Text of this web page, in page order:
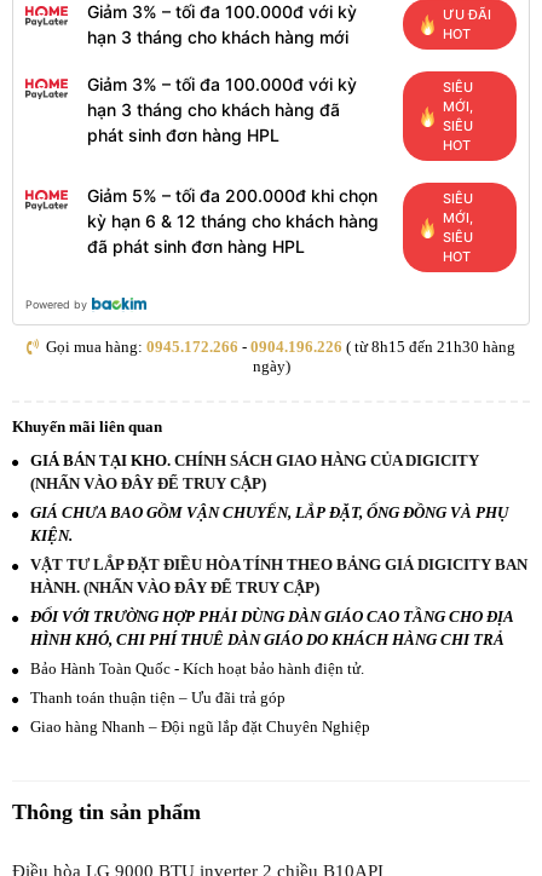
Giảm 3% – tối đa 100.000đ với kỳ
hạn 3 tháng cho khách hàng mới
ƯU ĐÃI
HOT
Giảm 3% – tối đa 100.000đ với kỳ
hạn 3 tháng cho khách hàng đã
phát sinh đơn hàng HPL
SIÊU
MỚI,
SIÊU
HOT
Giảm 5% – tối đa 200.000đ khi chọn
kỳ hạn 6 & 12 tháng cho khách hàng
đã phát sinh đơn hàng HPL
SIÊU
MỚI,
SIÊU
HOT
Powered by
Gọi mua hàng: 0945.172.266 - 0904.196.226 ( từ 8h15 đến 21h30 hàng
ngày)
Khuyến mãi liên quan
GIÁ BÁN TẠI KHO. CHÍNH SÁCH GIAO HÀNG CỦA DIGICITY
(NHẤN VÀO ĐÂY ĐỂ TRUY CẬP)
GIÁ CHƯA BAO GỒM VẬN CHUYỂN, LẮP ĐẶT, ỐNG ĐỒNG VÀ PHỤ
KIỆN.
VẬT TƯ LẮP ĐẶT ĐIỀU HÒA TÍNH THEO BẢNG GIÁ DIGICITY BAN
HÀNH. (NHẤN VÀO ĐÂY ĐỂ TRUY CẬP)
ĐỐI VỚI TRƯỜNG HỢP PHẢI DÙNG DÀN GIÁO CAO TẦNG CHO ĐỊA
HÌNH KHÓ, CHI PHÍ THUÊ DÀN GIÁO DO KHÁCH HÀNG CHI TRẢ
Bảo Hành Toàn Quốc - Kích hoạt bảo hành điện tử.
Thanh toán thuận tiện – Ưu đãi trả góp
Giao hàng Nhanh – Đội ngũ lắp đặt Chuyên Nghiệp
Thông tin sản phẩm
Điều hòa LG 9000 BTU inverter 2 chiều B10API